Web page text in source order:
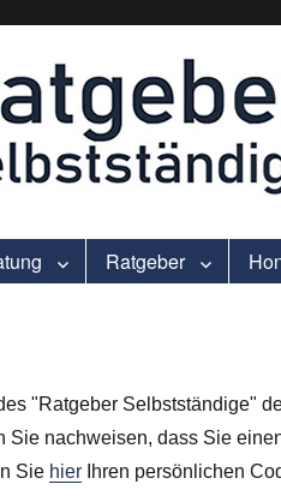
Selbstständige – praxisnah und
Ratgeber
"Ratgeber Selbstständige"
Sie nachweisen, dass Sie
Sie hier Ihren persönlichen